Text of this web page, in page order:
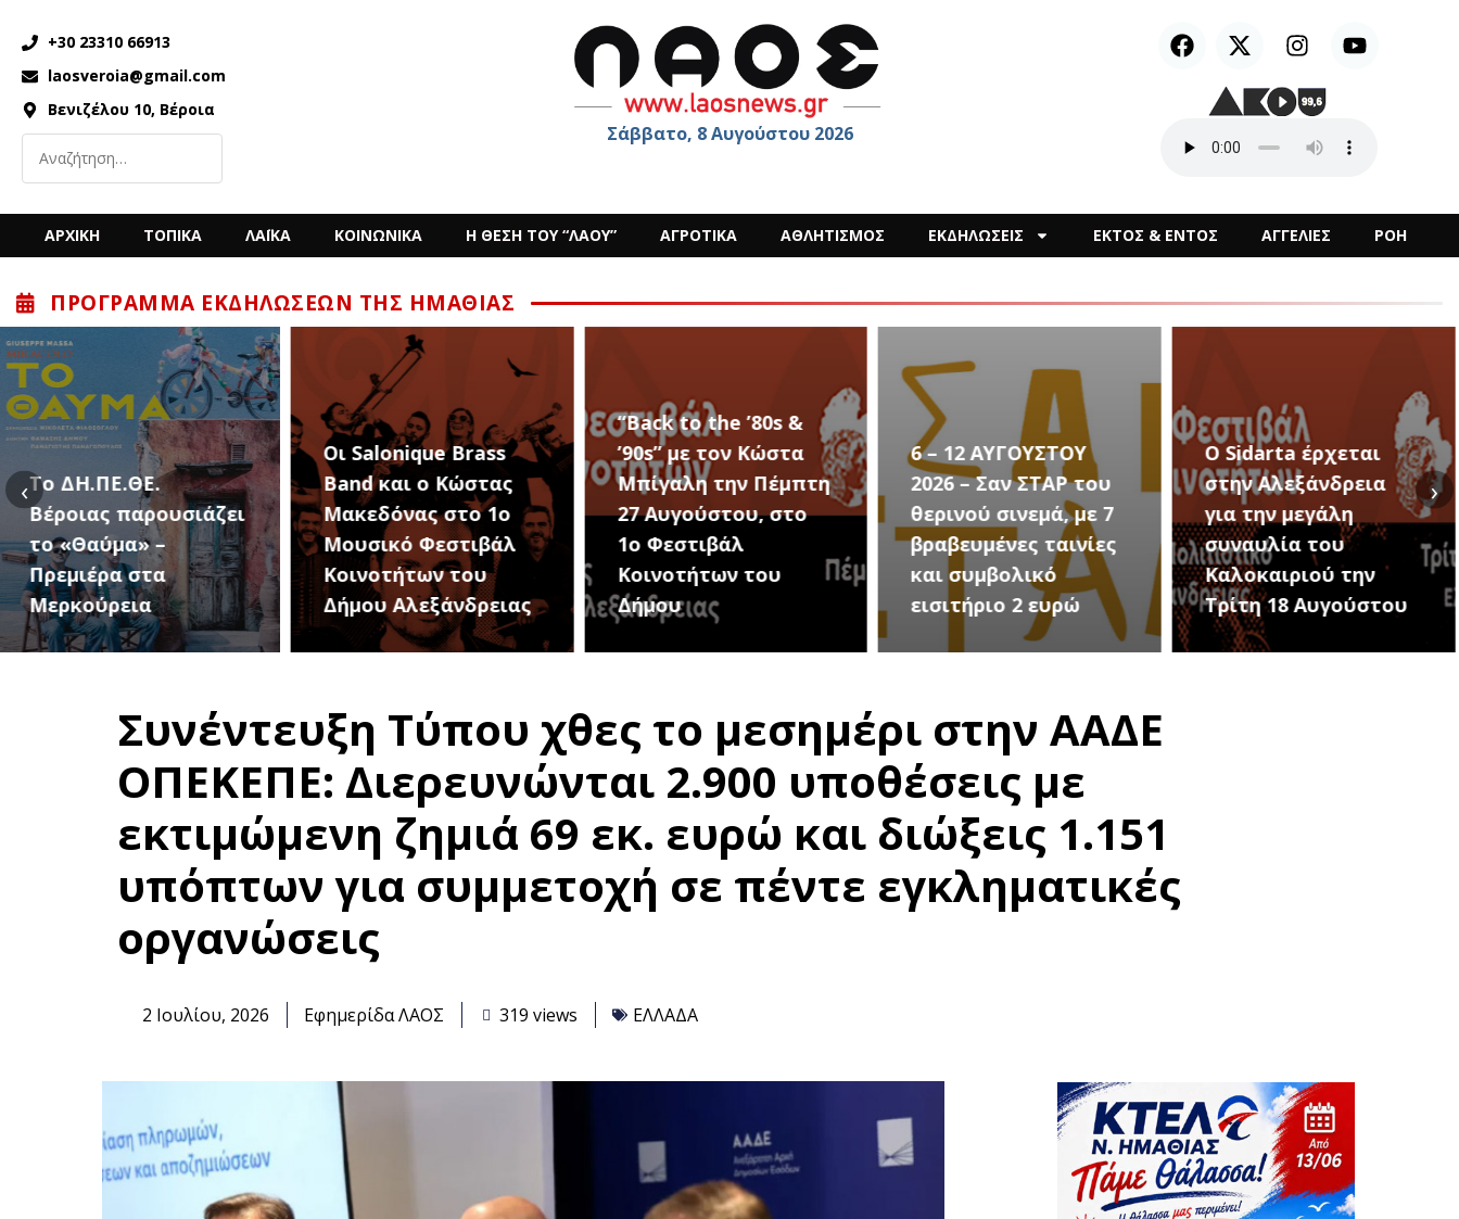
+30 23310 66913
laosveroia@gmail.com
Βενιζέλου 10, Βέροια
Σάββατο, 8 Αυγούστου 2026
ΑΡΧΙΚΗ ΤΟΠΙΚΑ ΛΑΪΚΑ ΚΟΙΝΩΝΙΚΑ Η ΘΕΣΗ ΤΟΥ “ΛΑΟΥ” ΑΓΡΟΤΙΚΑ ΑΘΛΗΤΙΣΜΟΣ ΕΚΔΗΛΩΣΕΙΣ ΕΚΤΟΣ & ΕΝΤΟΣ ΑΓΓΕΛΙΕΣ ΡΟΗ
ΠΡΌΓΡΑΜΜΑ ΕΚΔΗΛΏΣΕΩΝ ΤΗΣ ΗΜΑΘΊΑΣ
Οι Salonique Brass
Band και ο Κώστας
Μακεδόνας στο 1ο
Μουσικό Φεστιβάλ
Κοινοτήτων του
Δήμου Αλεξάνδρειας
“Back to the ’80s &
’90s” με τον Κώστα
Μπίγαλη την Πέμπτη
27 Αυγούστου, στο
1ο Φεστιβάλ
Κοινοτήτων του
Δήμου
6 – 12 ΑΥΓΟΥΣΤΟΥ
2026 – Σαν ΣΤΑΡ του
θερινού σινεμά, με 7
βραβευμένες ταινίες
και συμβολικό
εισιτήριο 2 ευρώ
Ο Sidarta έρχεται
στην Αλεξάνδρεια
για την μεγάλη
συναυλία του
Καλοκαιριού την
Τρίτη 18 Αυγούστου
Καλλιτεχνικές
Εκδηλώσεις Νέου
Προδρόμου Ημαθίας
(Μεταμόρφωση του
Σωτήρος)
‹ ›
Συνέντευξη Τύπου χθες το μεσημέρι στην ΑΑΔΕ
ΟΠΕΚΕΠΕ: Διερευνώνται 2.900 υποθέσεις με
εκτιμώμενη ζημιά 69 εκ. ευρώ και διώξεις 1.151
υπόπτων για συμμετοχή σε πέντε εγκληματικές
οργανώσεις
2 Ιουλίου, 2026 Εφημερίδα ΛΑΟΣ 319 views ΕΛΛΑΔΑ